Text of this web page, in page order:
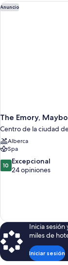
Anuncio
The Emory,
Centro de la ciudad
Alberca
Spa
10.0
de
10 Excepcional
24 opiniones
The Emory,
Inicia
miles de
Iniciar sesión